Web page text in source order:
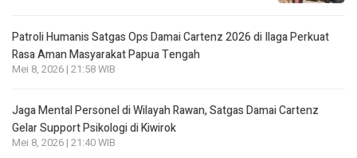
Patroli Humanis Satgas Ops Damai Cartenz 2026 di Ilaga Perkuat
Rasa Aman Masyarakat Papua Tengah
Mei 8, 2026 | 21:58 WIB
Jaga Mental Personel di Wilayah Rawan, Satgas Damai Cartenz
Gelar Support Psikologi di Kiwirok
Mei 8, 2026 | 21:40 WIB